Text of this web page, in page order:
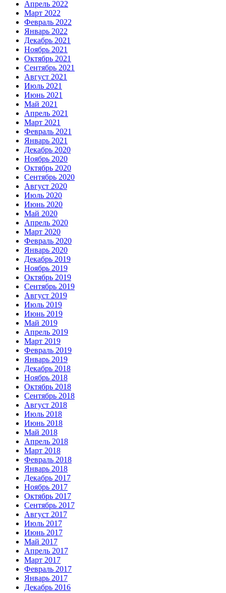
Апрель 2022
Март 2022
Февраль 2022
Январь 2022
Декабрь 2021
Ноябрь 2021
Октябрь 2021
Сентябрь 2021
Август 2021
Июль 2021
Июнь 2021
Май 2021
Апрель 2021
Март 2021
Февраль 2021
Январь 2021
Декабрь 2020
Ноябрь 2020
Октябрь 2020
Сентябрь 2020
Август 2020
Июль 2020
Июнь 2020
Май 2020
Апрель 2020
Март 2020
Февраль 2020
Январь 2020
Декабрь 2019
Ноябрь 2019
Октябрь 2019
Сентябрь 2019
Август 2019
Июль 2019
Июнь 2019
Май 2019
Апрель 2019
Март 2019
Февраль 2019
Январь 2019
Декабрь 2018
Ноябрь 2018
Октябрь 2018
Сентябрь 2018
Август 2018
Июль 2018
Июнь 2018
Май 2018
Апрель 2018
Март 2018
Февраль 2018
Январь 2018
Декабрь 2017
Ноябрь 2017
Октябрь 2017
Сентябрь 2017
Август 2017
Июль 2017
Июнь 2017
Май 2017
Апрель 2017
Март 2017
Февраль 2017
Январь 2017
Декабрь 2016